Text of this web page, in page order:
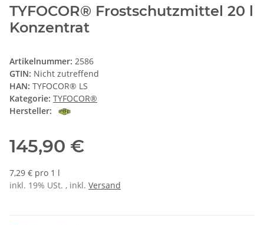
TYFOCOR® Frostschutzmittel 20 l
Konzentrat
Artikelnummer: 2586
GTIN: Nicht zutreffend
HAN: TYFOCOR® LS
Kategorie: TYFOCOR®
Hersteller:
145,90 €
7,29 € pro 1 l
inkl. 19% USt. , inkl. Versand